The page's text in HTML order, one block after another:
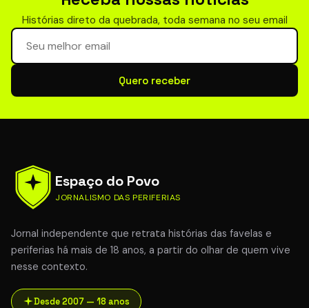
Histórias direto da quebrada, toda semana no seu email
Seu email para newsletter
Quero receber
Espaço do Povo
JORNALISMO DAS PERIFERIAS
Jornal independente que retrata histórias das favelas e
periferias há mais de 18 anos, a partir do olhar de quem vive
nesse contexto.
Desde 2007 — 18 anos